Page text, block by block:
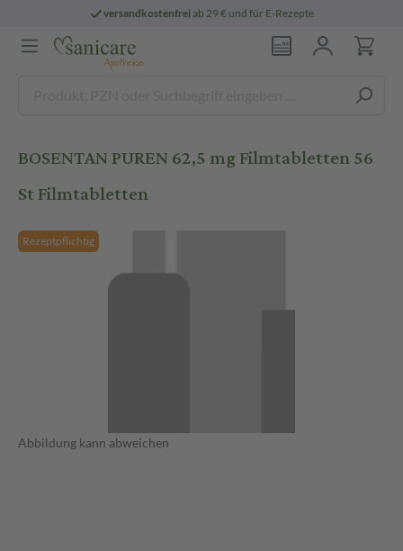
versandkostenfreiab 29 € und für E-Rezepte
BOSENTAN PUREN 62,5 mg Filmtabletten 56
St Filmtabletten
Rezeptpflichtig
Abbildung kann abweichen